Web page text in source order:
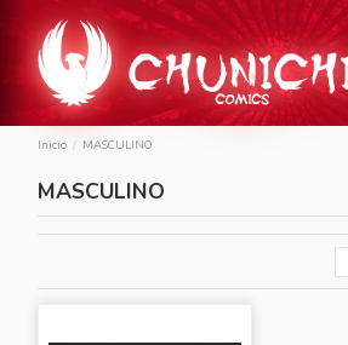
Inicio MASCULINO
MASCULINO